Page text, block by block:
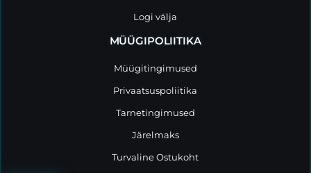
Logi välja
MÜÜGIPOLIITIKA
Müügitingimused
Privaatsuspoliitika
Tarnetingimused
Järelmaks
Turvaline Ostukoht